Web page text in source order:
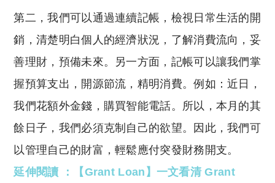
第二，我們可以通過連續記帳，檢視日常生活的開
銷，清楚明白個人的經濟狀況，了解消費流向，妥
善理財，預備未來。另一方面，記帳可以讓我們掌
握預算支出，開源節流，精明消費。例如：近日，
我們花額外金錢，購買智能電話。所以，本月的其
餘日子，我們必須克制自己的欲望。因此，我們可
以管理自己的財富，輕鬆應付突發財務開支。
延伸閱讀 ：【Grant Loan】一文看清 Grant